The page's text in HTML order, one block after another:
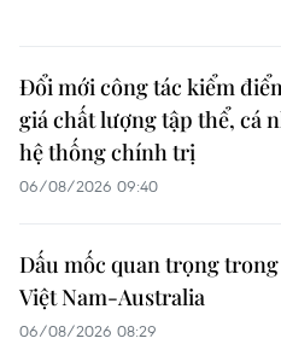
Đổi mới công tác kiểm
giá chất lượng tập thể, cá
hệ thống chính trị
06/08/2026 09:40
Dấu mốc quan trọng
Việt Nam-Australia
06/08/2026 08:29